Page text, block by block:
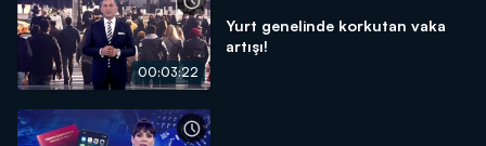
00:03:22
Yurt genelinde korkutan vaka
artışı!